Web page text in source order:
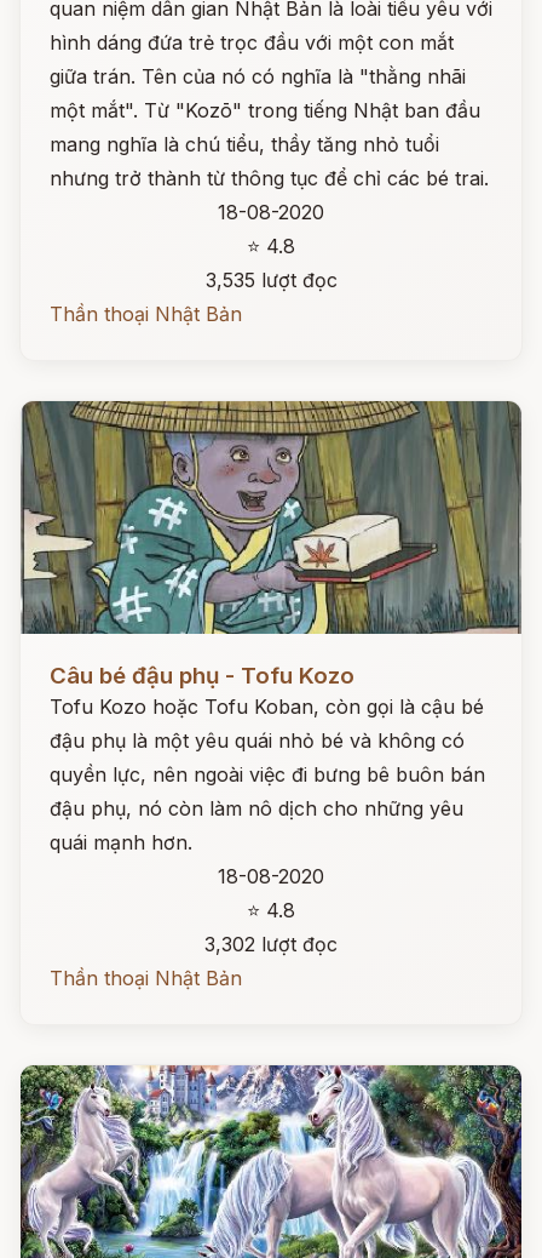
quan niệm dân gian Nhật Bản là loài tiểu yêu với
hình dáng đứa trẻ trọc đầu với một con mắt
giữa trán. Tên của nó có nghĩa là "thằng nhãi
một mắt". Từ "Kozō" trong tiếng Nhật ban đầu
mang nghĩa là chú tiểu, thầy tăng nhỏ tuổi
nhưng trở thành từ thông tục để chỉ các bé trai.
18-08-2020
⭐ 4.8
3,535 lượt đọc
Thần thoại Nhật Bản
Câu bé đậu phụ - Tofu Kozo
Tofu Kozo hoặc Tofu Koban, còn gọi là cậu bé
đậu phụ là một yêu quái nhỏ bé và không có
quyền lực, nên ngoài việc đi bưng bê buôn bán
đậu phụ, nó còn làm nô dịch cho những yêu
quái mạnh hơn.
18-08-2020
⭐ 4.8
3,302 lượt đọc
Thần thoại Nhật Bản